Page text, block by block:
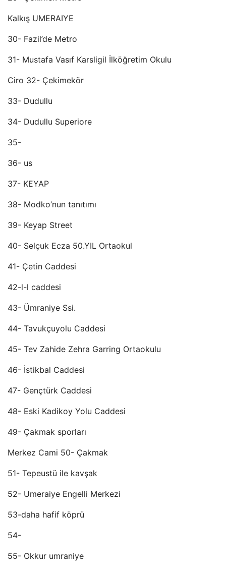
Kalkış UMERAIYE
30- Fazil’de Metro
31- Mustafa Vasıf Karsligil İlköğretim Okulu
Ciro 32- Çekimekör
33- Dudullu
34- Dudullu Superiore
35-
36- us
37- KEYAP
38- Modko’nun tanıtımı
39- Keyap Street
40- Selçuk Ecza 50.YIL Ortaokul
41- Çetin Caddesi
42-l-l caddesi
43- Ümraniye Ssi.
44- Tavukçuyolu Caddesi
45- Tev Zahide Zehra Garring Ortaokulu
46- İstikbal Caddesi
47- Gençtürk Caddesi
48- Eski Kadikoy Yolu Caddesi
49- Çakmak sporları
Merkez Cami 50- Çakmak
51- Tepeustü ile kavşak
52- Umeraiye Engelli Merkezi
53-daha hafif köprü
54-
55- Okkur umraniye